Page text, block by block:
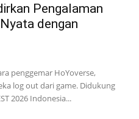
Pengalaman
dengan
penggemar HoYoverse,
log out dari game. Didukung
2026 Indonesia...